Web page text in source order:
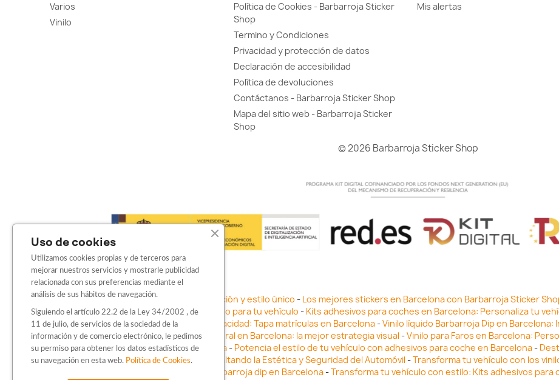
Varios
Vinilo
Política de Cookies - Barbarroja Sticker
Shop
Termino y Condiciones
Privacidad y protección de datos
Declaración de accesibilidad
Política de devoluciones
Contáctanos - Barbarroja Sticker Shop
Mapa del sitio web - Barbarroja Sticker
Shop
Mis alertas
© 2026 Barbarroja Sticker Shop
Sticker para motos en Barcelona: Personalización y estilo único - Los mejores stickers en Barcelona con Barbarroja Sticker
adhesivos-Vinilo para coche en Barcelona: Estilo para tu vehículo - Kits adhesivos para coches en Barcelona: Personaliza tu
con Barbarroja Sticker Shop-Protege tu privacidad: Tapa matrículas en Barcelona-Vinilo líquido Barbarroja Dip en
negocio con vinilos fundidos rotulación integral en Barcelona: la mejor estrategia visual -Vinilo para Faros en Barcelona:
vehículo con stickers para motos en Barcelona- Potencia el estilo de tu vehículo con adhesivos para coche en Barcelona-
Barcelona-Vinilo para faros en Barcelona: Resaltando la Estética y Seguridad del Automóvil -Transforma tu vehículo con los
Innovación en Personalización: Vinilo líquido barbarroja dip en Barcelona-Transforma tu vehículo con estilo: Kits adhesivos para
Uso de cookies
Utilizamos cookies propias y de terceros para
mejorar nuestros servicios y mostrarle publicidad
relacionada con sus preferencias mediante el
análisis de sus hábitos de navegación.
Siguiendo el artículo 22.2 de la Ley 34/2002 , de
11 de julio, de servicios de la sociedad de la
información y de comercio electrónico, le pedimos
su permiso para obtener los datos estadísticos de
su navegación en esta web. Política de Cookies.